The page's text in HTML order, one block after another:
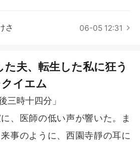
」と泣きながら孤独に死んでいっ
人と一緒にいた。
面するため頭を下げた時も、彼は
私を冷たく突き放したのだ。
身も見ずに苛立たしげにサインし
さ 06-05 12:31
夫、転生した私に狂う
イエム
三時十四分」
、医師の低い声が響いた。ま
事のように、西園寺靜の耳に